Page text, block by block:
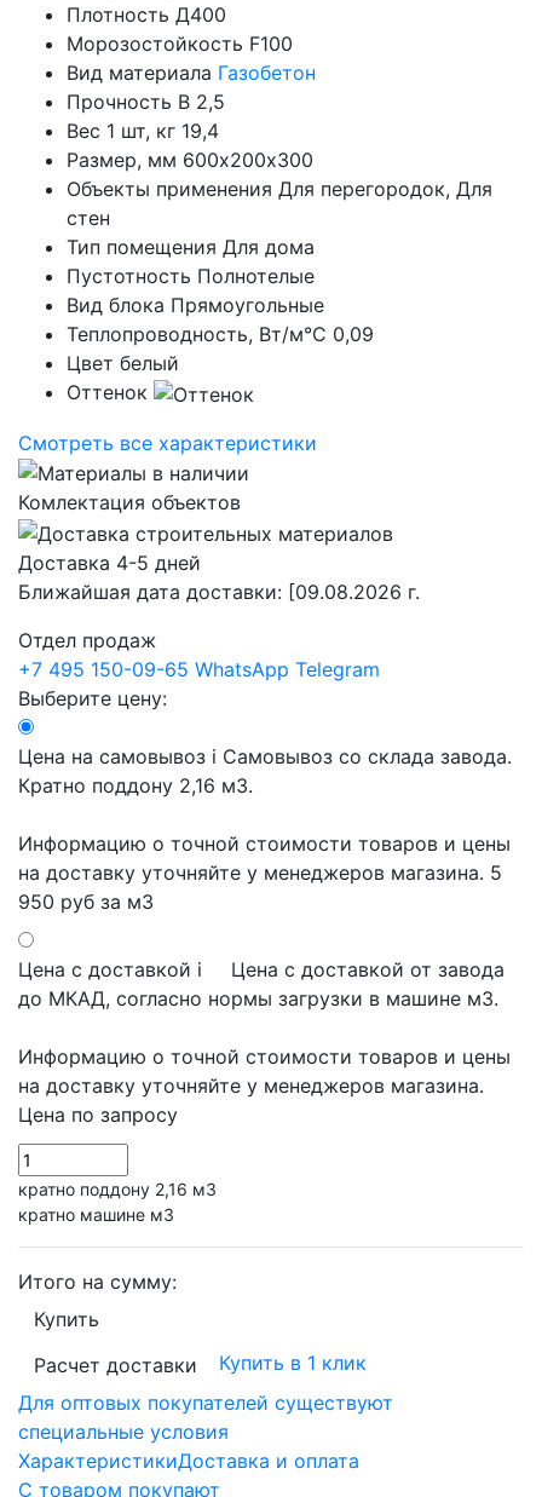
Плотность Д400
Морозостойкость F100
Вид материала Газобетон
Прочность B 2,5
Вес 1 шт, кг 19,4
Размер, мм 600х200х300
Объекты применения Для перегородок, Для
стен
Тип помещения Для дома
Пустотность Полнотелые
Вид блока Прямоугольные
Теплопроводность, Вт/м°С 0,09
Цвет белый
Оттенок
Смотреть все характеристики
Комлектация объектов
Доставка 4-5 дней
Ближайшая дата доставки: [09.08.2026 г.
Отдел продаж
+7 495 150-09-65 WhatsApp Telegram
Выберите цену:
Цена на самовывоз i Самовывоз со склада завода.
Кратно поддону 2,16 м3.
Информацию о точной стоимости товаров и цены
на доставку уточняйте у менеджеров магазина. 5
950 руб за м3
Цена с доставкой i
Цена с доставкой от завода
до МКАД, согласно нормы загрузки в машине м3.
Информацию о точной стоимости товаров и цены
на доставку уточняйте у менеджеров магазина.
Цена по запросу
кратно поддону 2,16 м3
кратно машине м3
Итого на сумму:
Купить
Расчет доставки
Купить в 1 клик
Для оптовых покупателей существуют
специальные условия
ХарактеристикиДоставка и оплата
С товаром покупают